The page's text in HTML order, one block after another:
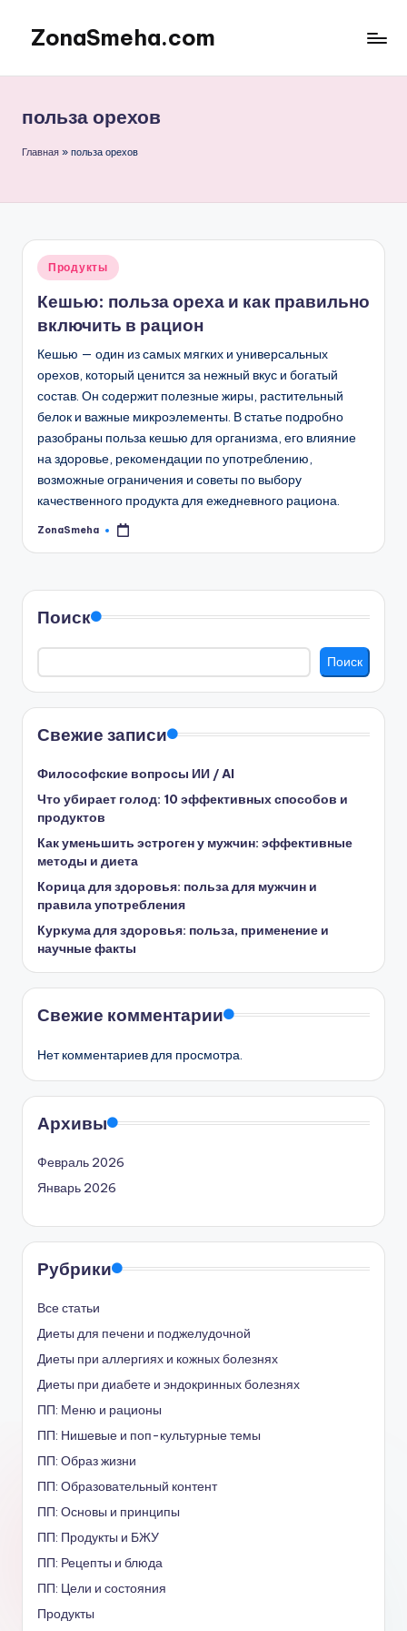
Перейти
содержимому
ZonaSmeha.com
питание
польза орехов
Главная » польза орехов
Опубликовано
Продукты
Кешью: польза ореха и как правильно
включить в рацион
Кешью — один из самых мягких и универсальных
орехов, который ценится за нежный вкус и богатый
состав. Он содержит полезные жиры, растительный
белок и важные микроэлементы. В статье подробно
разобраны польза кешью для организма, его влияние
на здоровье, рекомендации по употреблению,
возможные ограничения и советы по выбору
качественного продукта для ежедневного рациона.
Запись
ZonaSmeha
Поиск
Поиск
Свежие записи
Философские вопросы ИИ / AI
Что убирает голод: 10 эффективных способов и
продуктов
Как уменьшить эстроген у мужчин: эффективные
методы и диета
Корица для здоровья: польза для мужчин и
правила употребления
Куркума для здоровья: польза, применение и
научные факты
Свежие комментарии
Нет комментариев для просмотра.
Архивы
Февраль 2026
Январь 2026
Рубрики
Все статьи
Диеты для печени и поджелудочной
Диеты при аллергиях и кожных болезнях
Диеты при диабете и эндокринных болезнях
ПП: Меню и рационы
ПП: Нишевые и поп-культурные темы
ПП: Образ жизни
ПП: Образовательный контент
ПП: Основы и принципы
ПП: Продукты и БЖУ
ПП: Рецепты и блюда
ПП: Цели и состояния
Продукты